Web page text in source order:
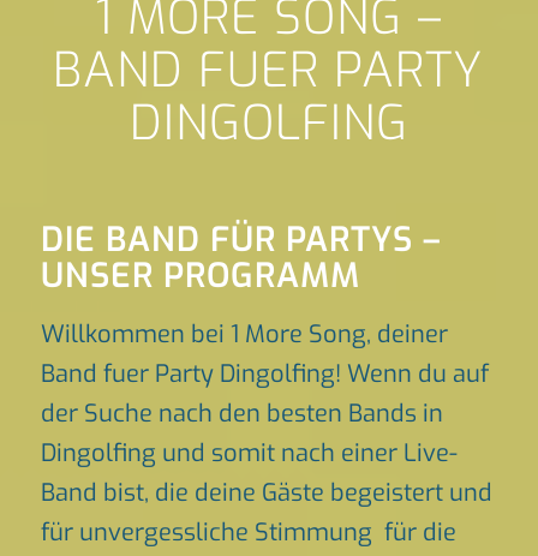
1 MORE SONG –
BAND FUER PARTY
DINGOLFING
DIE BAND FÜR PARTYS –
UNSER PROGRAMM
Willkommen bei 1 More Song, deiner
Band fuer Party Dingolfing! Wenn du auf
der Suche nach den besten Bands in
Dingolfing und somit nach einer Live-
Band bist, die deine Gäste begeistert und
für unvergessliche Stimmung für die